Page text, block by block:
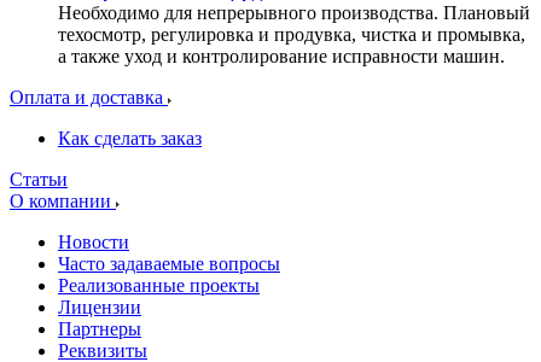
Необходимо для непрерывного производства. Плановый
техосмотр, регулировка и продувка, чистка и промывка,
а также уход и контролирование исправности машин.
Оплата и доставка
Как сделать заказ
Статьи
О компании
Новости
Часто задаваемые вопросы
Реализованные проекты
Лицензии
Партнеры
Реквизиты